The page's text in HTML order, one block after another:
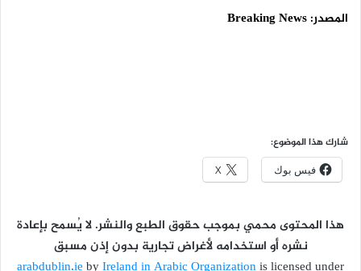
المصدر:Breaking News
شارك هذا الموضوع:
فيس بوك X
هذا المحتوى محمي بموجب حقوق الطبع والنشر. لا يُسمح بإعادة
نشره أو استخدامه لأغراض تجارية بدون إذن مسبق